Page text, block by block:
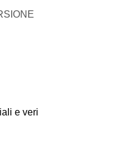
e veri